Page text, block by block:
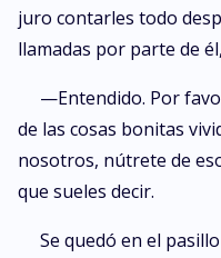
juro contarles todo
llamadas por parte de
—Entendido. Por
de las cosas bonitas
nosotros, nútrete de
que sueles decir.
Se quedó en el